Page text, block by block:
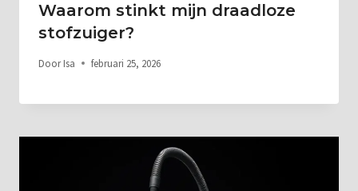
Waarom stinkt mijn draadloze
stofzuiger?
Door Isa februari 25, 2026